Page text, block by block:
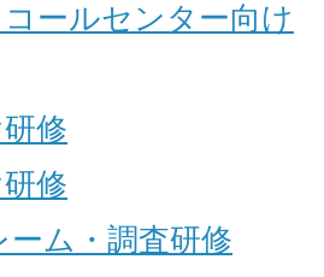
ールセンター向け
修
修
ーム・調査研修